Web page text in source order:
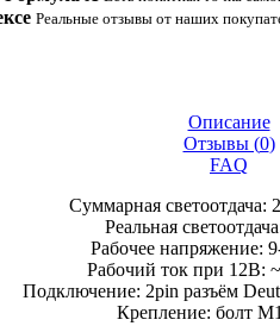
Реальные отзывы от наших
Описание
Отзывы (0)
FAQ
Суммарная светоотдача:
Реальная
Рабочее напряжение:
Рабочий ток при 12В:
Подключение: 2pin разъём
Крепление: болт